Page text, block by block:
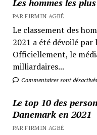
PAR FIRMIN AGBÉ
Le classement des
2021 a été dévoilé par
Officiellement, le
milliardaires...
Commentaires sont désactivés
Le top 10 des
Danemark en 2021
PAR FIRMIN AGBÉ